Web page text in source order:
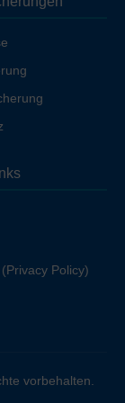
Policy)
vorbehalten.